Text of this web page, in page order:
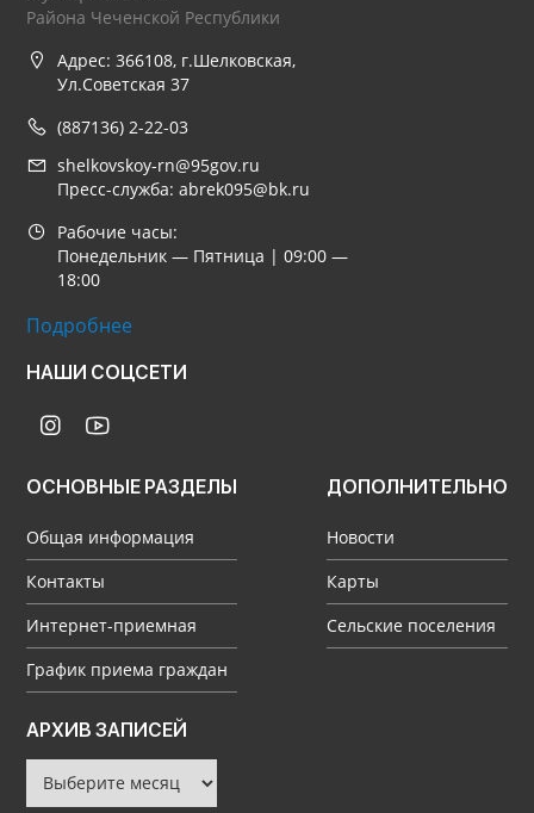
Района Чеченской Республики
Адрес: 366108, г.Шелковская,
Ул.Советская 37
(887136) 2-22-03
shelkovskoy-rn@95gov.ru
Пресс-служба: abrek095@bk.ru
Рабочие часы:
Понедельник — Пятница | 09:00 —
18:00
Подробнее
НАШИ СОЦСЕТИ
ОСНОВНЫЕ РАЗДЕЛЫ
Общая информация
Контакты
Интернет-приемная
График приема граждан
ДОПОЛНИТЕЛЬНО
Новости
Карты
Сельские поселения
АРХИВ ЗАПИСЕЙ
Архив
записей